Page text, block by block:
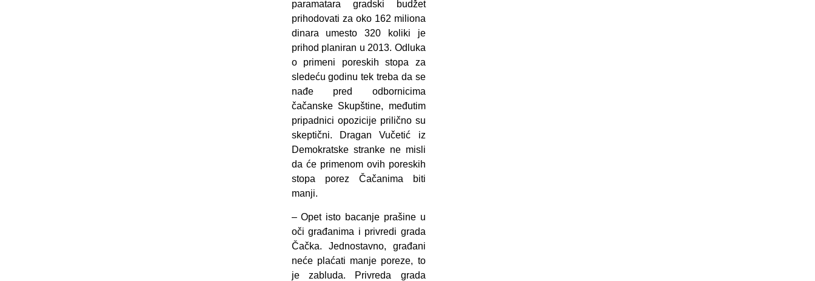
paramatara gradski budžet
prihodovati za oko 162 miliona
dinara umesto 320 koliki je
prihod planiran u 2013. Odluka
o primeni poreskih stopa za
sledeću godinu tek treba da se
nađe pred odbornicima
čačanske Skupštine, međutim
pripadnici opozicije prilično su
skeptični. Dragan Vučetić iz
Demokratske stranke ne misli
da će primenom ovih poreskih
stopa porez Čačanima biti
manji.
– Opet isto bacanje prašine u
oči građanima i privredi grada
Čačka. Jednostavno, građani
neće plaćati manje poreze, to
je zabluda. Privreda grada